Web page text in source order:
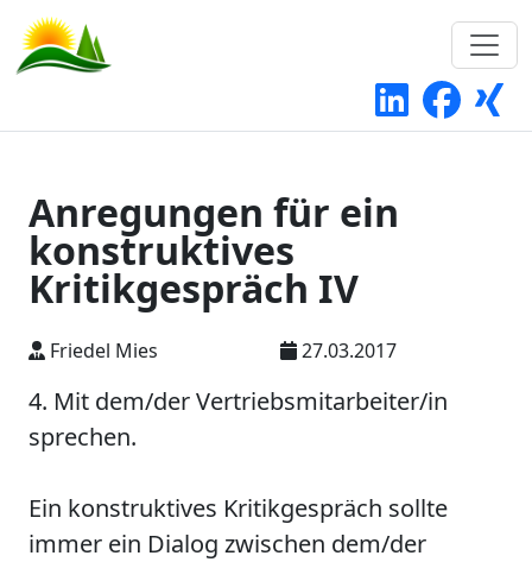
Anregungen für ein
konstruktives
Kritikgespräch IV
Friedel Mies 27.03.2017
4. Mit dem/der Vertriebsmitarbeiter/in
sprechen.
Ein konstruktives Kritikgespräch sollte
immer ein Dialog zwischen dem/der